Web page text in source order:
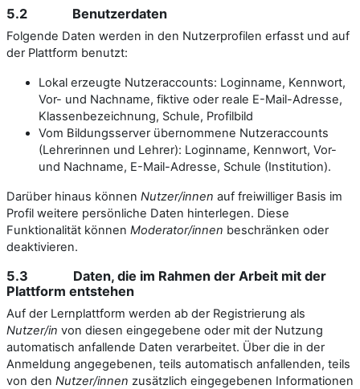
5.2 Benutzerdaten
Folgende Daten werden in den Nutzerprofilen erfasst und auf
der Plattform benutzt:
Lokal erzeugte Nutzeraccounts: Loginname, Kennwort,
Vor- und Nachname, fiktive oder reale E-Mail-Adresse,
Klassenbezeichnung, Schule, Profilbild
Vom Bildungsserver übernommene Nutzeraccounts
(Lehrerinnen und Lehrer): Loginname, Kennwort, Vor-
und Nachname, E-Mail-Adresse, Schule (Institution).
Darüber hinaus können Nutzer/innen auf freiwilliger Basis im
Profil weitere persönliche Daten hinterlegen. Diese
Funktionalität können Moderator/innen beschränken oder
deaktivieren.
5.3 Daten, die im Rahmen der Arbeit mit der
Plattform entstehen
Auf der Lernplattform werden ab der Registrierung als
Nutzer/in von diesen eingegebene oder mit der Nutzung
automatisch anfallende Daten verarbeitet. Über die in der
Anmeldung angegebenen, teils automatisch anfallenden, teils
von den Nutzer/innen zusätzlich eingegebenen Informationen